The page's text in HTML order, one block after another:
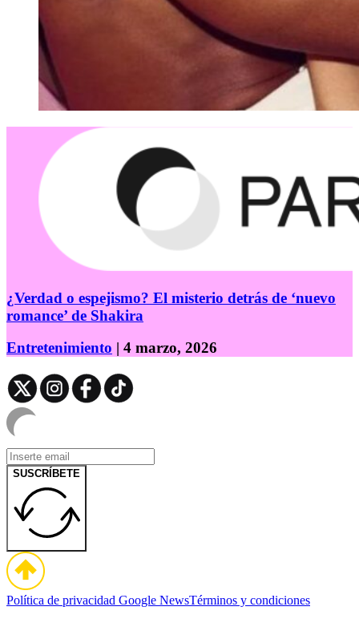
¿Verdad o espejismo? El misterio detrás de ‘nuevo
romance’ de Shakira
Entretenimiento | 4 marzo, 2026
SUSCRÍBETE
Política de privacidad Google NewsTérminos y condiciones